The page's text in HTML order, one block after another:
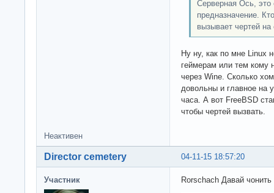
Серверная Ось, это
предназначение.
вызывает чертей на
Ну ну, как по мне Linux
геймерам или тем кому
через Wine. Сколько
довольны и главное на
часа. А вот FreeBSD
чтобы чертей вызвать.
Неактивен
04-11-15 18:57:20
Director cemetery
Участник Rorschach Давай